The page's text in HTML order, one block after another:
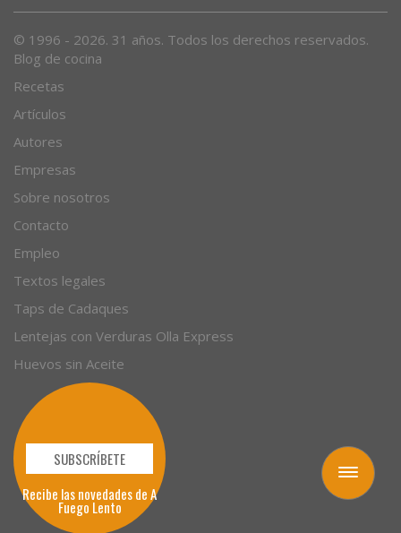
Toggle
navigation
© 1996 - 2026. 31 años. Todos los derechos reservados.
Blog de cocina
Recetas
Artículos
Autores
Empresas
Sobre nosotros
Contacto
Empleo
Textos legales
Taps de Cadaques
Lentejas con Verduras Olla Express
Huevos sin Aceite
SUBSCRÍBETE
Recibe las novedades de A
Fuego Lento